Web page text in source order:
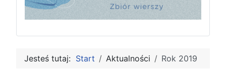
Jesteś tutaj: Start Aktualności Rok 2019